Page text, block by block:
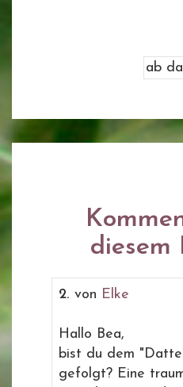
diesem
2. von Elke
Hallo Bea,
bist du dem
gefolgt? Eine